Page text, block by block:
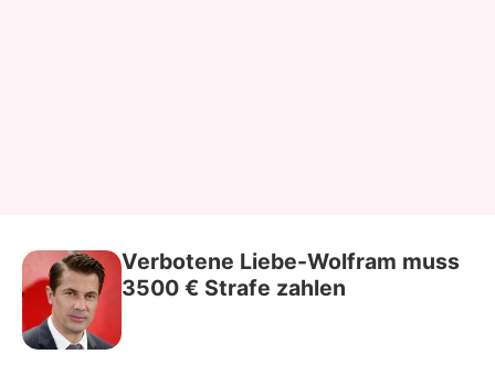
Verbotene Liebe-Wolfram muss
3500 € Strafe zahlen